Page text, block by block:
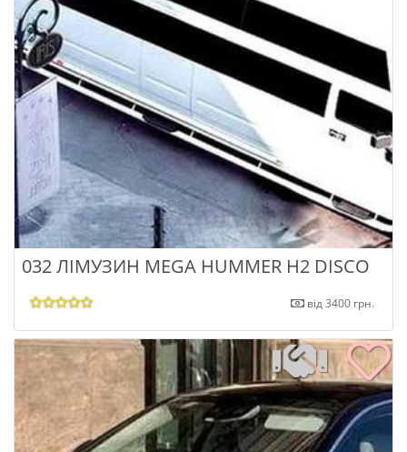
032 ЛІМУЗИН MEGA HUMMER H2 DISCO
від 3400 грн.